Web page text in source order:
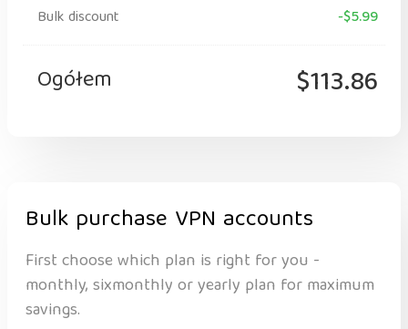
Bulk discount
-$5.99
Ogółem $113.86
Bulk purchase VPN accounts
First choose which plan is right for you -
monthly, sixmonthly or yearly plan for maximum
savings.